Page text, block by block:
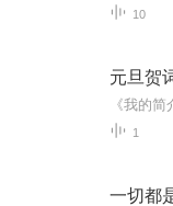
10
元旦贺
1
一切都